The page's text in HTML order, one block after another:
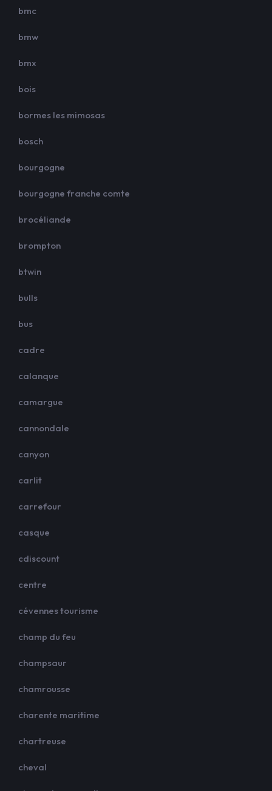
bmc
bmw
bmx
bois
bormes les mimosas
bosch
bourgogne
bourgogne franche comte
brocéliande
brompton
btwin
bulls
bus
cadre
calanque
camargue
cannondale
canyon
carlit
carrefour
casque
cdiscount
centre
cévennes tourisme
champ du feu
champsaur
chamrousse
charente maritime
chartreuse
cheval